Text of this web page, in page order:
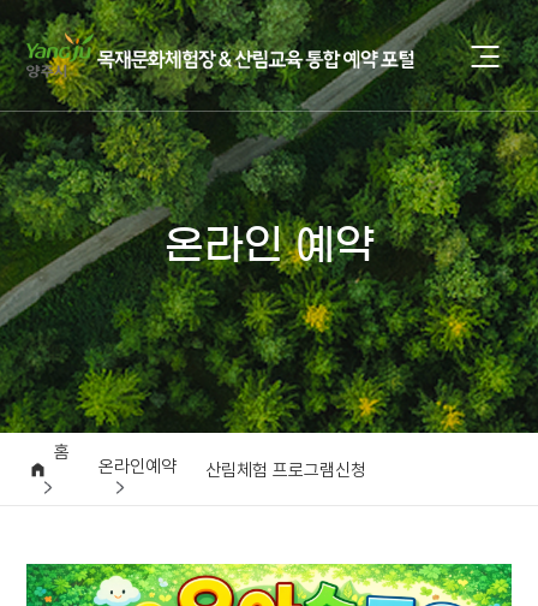
온라인 예약
홈
온라인예약 산림체험 프로그램신청